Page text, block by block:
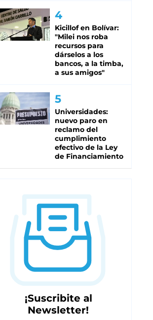
Kicillof en Bolívar:
"Milei nos roba
recursos para
dárselos a los
bancos, a la timba,
a sus amigos"
Universidades:
nuevo paro en
reclamo del
cumplimiento
efectivo de la Ley
de Financiamiento
¡Suscribite al
Newsletter!